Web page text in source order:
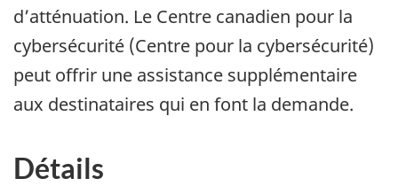
d’atténuation. Le Centre canadien pour la
cybersécurité (Centre pour la cybersécurité)
peut offrir une assistance supplémentaire
aux destinataires qui en font la demande.
Détails